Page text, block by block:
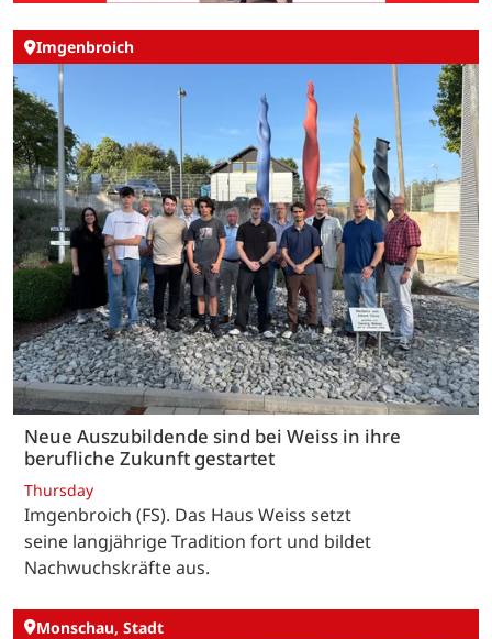
Imgenbroich
Neue Auszubildende sind bei Weiss in ihre
berufliche Zukunft gestartet
Thursday
Imgenbroich (FS). Das Haus Weiss setzt
seine langjährige Tradition fort und bildet
Nachwuchskräfte aus.
Monschau, Stadt